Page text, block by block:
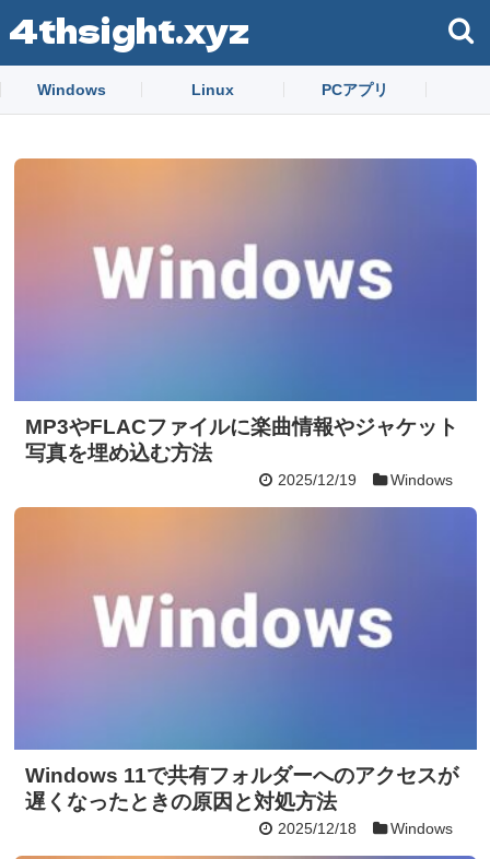
4thsight.xyz
Windows Linux PCアプリ
MP3やFLACファイルに楽曲情報やジャケット
写真を埋め込む方法
2025/12/19 Windows
Windows 11で共有フォルダーへのアクセスが
遅くなったときの原因と対処方法
2025/12/18 Windows